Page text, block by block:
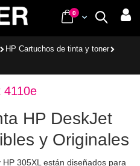
Buscar
Cart
0items
HP Cartuchos de tinta y toner
4110e
HP DeskJet
y Originales
305XL están diseñados para